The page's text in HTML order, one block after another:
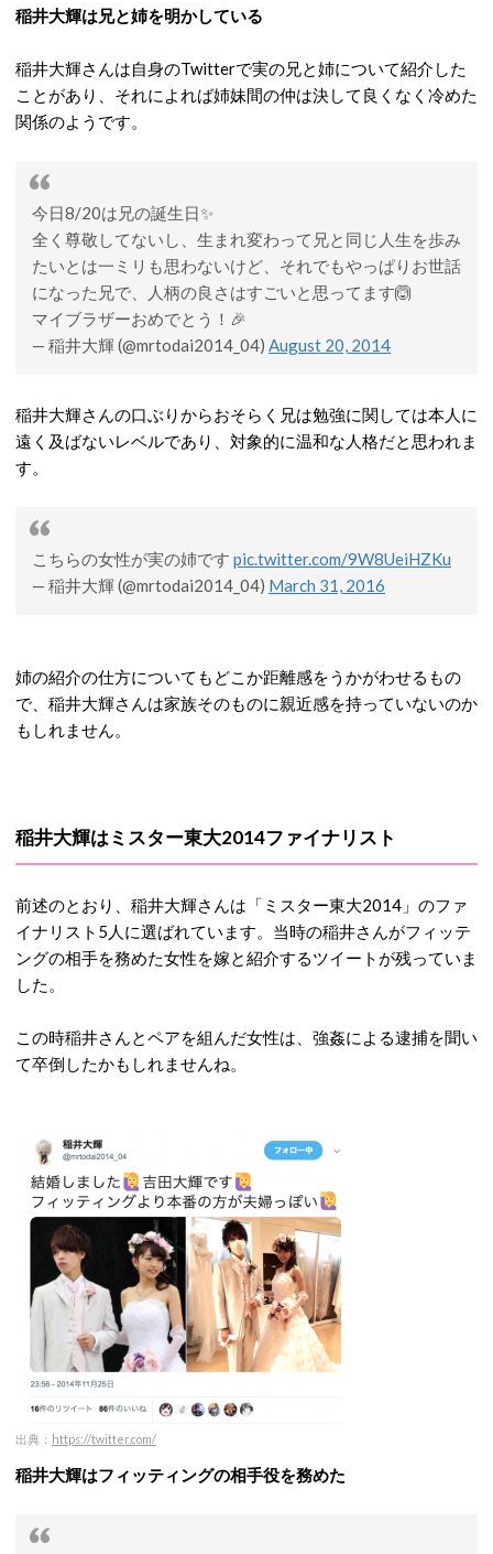
稲井大輝は兄と姉を明かしている
稲井大輝さんは自身のTwitterで実の兄と姉について紹介した
ことがあり、それによれば姉妹間の仲は決して良くなく冷めた
関係のようです。
今日8/20は兄の誕生日✨
全く尊敬してないし、生まれ変わって兄と同じ人生を歩み
たいとは一ミリも思わないけど、それでもやっぱりお世話
になった兄で、人柄の良さはすごいと思ってます🙆
マイブラザーおめでとう！🎉
— 稲井大輝 (@mrtodai2014_04) August 20, 2014
稲井大輝さんの口ぶりからおそらく兄は勉強に関しては本人に
遠く及ばないレベルであり、対象的に温和な人格だと思われま
す。
こちらの女性が実の姉です pic.twitter.com/9W8UeiHZKu
— 稲井大輝 (@mrtodai2014_04) March 31, 2016
姉の紹介の仕方についてもどこか距離感をうかがわせるもの
で、稲井大輝さんは家族そのものに親近感を持っていないのか
もしれません。
稲井大輝はミスター東大2014ファイナリスト
前述のとおり、稲井大輝さんは「ミスター東大2014」のファ
イナリスト5人に選ばれています。当時の稲井さんがフィッテ
ングの相手を務めた女性を嫁と紹介するツイートが残っていま
した。
この時稲井さんとペアを組んだ女性は、強姦による逮捕を聞い
て卒倒したかもしれませんね。
出典： https://twitter.com/
稲井大輝はフィッティングの相手役を務めた